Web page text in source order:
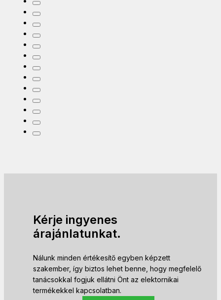
Kérje ingyenes
árajánlatunkat.
Nálunk minden értékesítő egyben képzett
szakember, így biztos lehet benne, hogy megfelelő
tanácsokkal fogjuk ellátni Önt az elektornikai
termékekkel kapcsolatban.